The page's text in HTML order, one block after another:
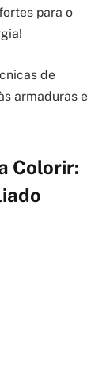
para o
de
armaduras e
Colorir: